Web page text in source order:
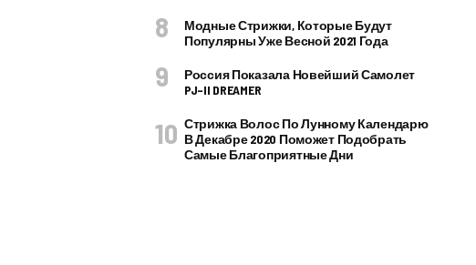
Модные Стрижки, Которые Будут
Популярны Уже Весной 2021 Года
Россия Показала Новейший Самолет
PJ–II DREAMER
Стрижка Волос По Лунному Календарю
В Декабре 2020 Поможет Подобрать
Самые Благоприятные Дни